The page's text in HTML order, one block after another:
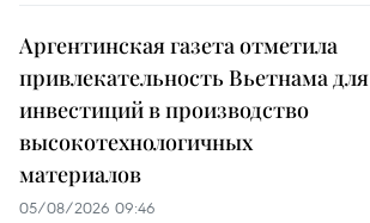
Аргентинская газета отметила
привлекательность Вьетнама для
инвестиций в производство
высокотехнологичных
материалов
05/08/2026 09:46